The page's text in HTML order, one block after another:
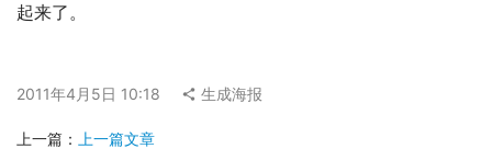
起来了。
2011年4月5日 10:18 生成海报
上一篇：
上一篇文章